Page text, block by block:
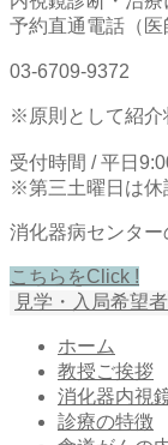
予約直通電話（医
03-6709-9372
※原則として紹介
受付時間 / 平日
※第三土曜日は休
消化器病センター
こちらをClick !
見学・入局希望
ホーム
教授ご挨拶
消化器内視
診療の特徴